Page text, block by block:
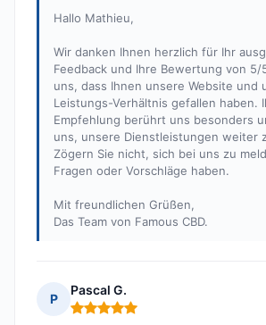
Hallo Mathieu,
Wir danken Ihnen herzlich für Ihr
Feedback und Ihre Bewertung von 5/
uns, dass Ihnen unsere Website und
Leistungs-Verhältnis gefallen haben.
Empfehlung berührt uns besonders
uns, unsere Dienstleistungen weiter
Zögern Sie nicht, sich bei uns zu
Fragen oder Vorschläge haben.
Mit freundlichen Grüßen,
Das Team von Famous CBD.
P
Pascal G.
Hinweis: 5 von 5